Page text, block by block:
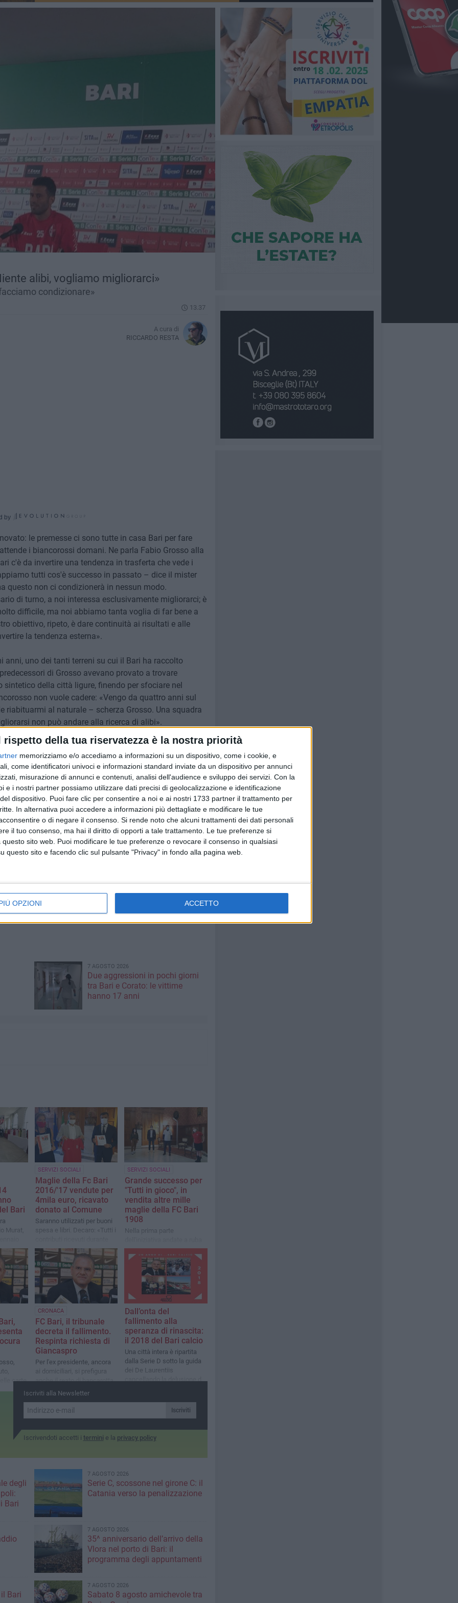
rispetto della tua riservatezza è la nostra priorità
memorizziamo e/o accediamo a informazioni su un dispositivo, come i cookie, e
come identificatori univoci e informazioni standard inviate da un dispositivo per annunci
misurazione di annunci e contenuti, analisi dell'audience e sviluppo dei servizi. Con la
e i nostri partner possiamo utilizzare dati precisi di geolocalizzazione e identificazione
dispositivo. Puoi fare clic per consentire a noi e ai nostri 1733 partner il trattamento per
In alternativa puoi accedere a informazioni più dettagliate e modificare le tue
o di negare il consenso. Si rende noto che alcuni trattamenti dei dati personali
il tuo consenso, ma hai il diritto di opporti a tale trattamento. Le tue preferenze si
sito web. Puoi modificare le tue preferenze o revocare il consenso in qualsiasi
questo sito e facendo clic sul pulsante "Privacy" in fondo alla pagina web.
OPZIONI ACCETTO
alibi, vogliamo migliorarci»
condizionare»
13.37
A cura di
RICCARDO RESTA
by
le premesse ci sono tutte in casa Bari per fare
i biancorossi domani. Ne parla Fabio Grosso alla
c'è da invertire una tendenza in trasferta che vede i
tutti cos'è successo in passato – dice il mister
questo non ci condizionerà in nessun modo.
di turno, a noi interessa esclusivamente migliorarci; è
difficile, ma noi abbiamo tanta voglia di far bene a
obiettivo, ripeto, è dare continuità ai risultati e alle
la tendenza esterna».
anni, uno dei tanti terreni su cui il Bari ha raccolto
di Grosso avevano provato a trovare
della città ligure, finendo per sfociare nel
non vuole cadere: «Vengo da quattro anni sul
riabituarmi al naturale – scherza Grosso. Una squadra
non può andare alla ricerca di alibi».
come spesso gli succede piuttosto abbottonato. L'unica
ancora alle prese con l'infortunio e in Liguria non ci
e questo non può farmi che piacere», dice Grosso in
e Floro Flores per agire al fianco di Cissé, che
molto contento per lui, sta migliorando tanto – dice il
non interessa chi farà goal o chi farà errori,
continuamento durante la stagione. A me
e Kozak? Stanno tornando da infortuni pesanti e
Gli servono minuti per entrare in forma, ma
saranno chiamati in causa. Busellato è recuperato,
valutare», annuncia il tecnico, che la settimana
convocazione di Basha, Gyomber, Capradossi e
solo alla prossima partita; abbiamo tante
parleremo la settimana prossima», conclude
7 AGOSTO 2026
Due aggressioni in pochi giorni
tra Bari e Corato: le vittime
hanno 17 anni
Bari
Murat,
SERVIZI SOCIALI
Maglie della Fc Bari
2016/'17 vendute per
4mila euro, ricavato
donato al Comune
Saranno utilizzati per buoni
spesa e libri. Decaro: «Tutti i
l'emergenza sono simboli di
speranza»
SERVIZI SOCIALI
Grande successo per
"Tutti in gioco", in
vendita altre mille
maglie della FC Bari
1908
Nella prima parte
circa mille pezzi, quattro le
librerie aderenti. Ecco dove
e come acquistarle
carte
CRONACA
FC Bari, il tribunale
decreta il fallimento.
Respinta richiesta di
Giancaspro
Per l'ex presidente, ancora
ai domiciliari, si prefigura
anche il reato di bancarotta
fraudolenta
Dall’onta del
fallimento alla
speranza di rinascita:
il 2018 del Bari calcio
Una città intera è ripartita
dalla Serie D sotto la guida
dei De Laurentiis
Iscriviti alla Newsletter
Iscriviti
Iscrivendoti accetti i termini e la privacy policy
degli
Bari
7 AGOSTO 2026
Serie C, scossone nel girone C: il
Catania verso la penalizzazione
7 AGOSTO 2026
35^ anniversario dell’arrivo della
Vlora nel porto di Bari: il
programma degli appuntamenti
Bari
7 AGOSTO 2026
Sabato 8 agosto amichevole tra